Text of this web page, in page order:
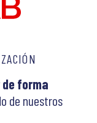
forma
de nuestros